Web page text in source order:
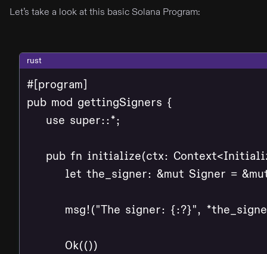
Let’s take a look at this basic Solana Program:
rust
#[program]
pub mod gettingSigners {
    use super::*;
pub fn initialize(ctx:
let the_signer: &mut Signer =
msg!("The signer: {:?}",
        Ok(())